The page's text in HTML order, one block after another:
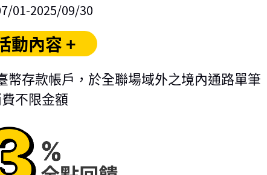
01-2025/09/30
動內容 +
存款帳戶，於全聯場域外之境內通路單筆
不限金額